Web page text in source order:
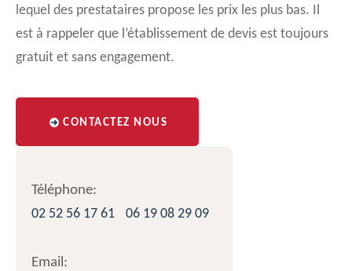
lequel des prestataires propose les prix les plus bas. Il
est à rappeler que l’établissement de devis est toujours
gratuit et sans engagement.
CONTACTEZ NOUS
Téléphone:
02 52 56 17 61
06 19 08 29 09
Email: